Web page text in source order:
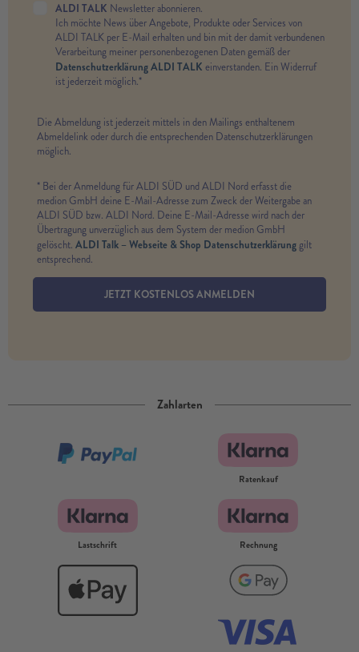
ALDI TALK Newsletter abonnieren.
Ich möchte News über Angebote, Produkte oder Services von
ALDI TALK per E-Mail erhalten und bin mit der damit verbundenen
Verarbeitung meiner personenbezogenen Daten gemäß der
Datenschutzerklärung ALDI TALK einverstanden. Ein Widerruf
ist jederzeit möglich.*
Die Abmeldung ist jederzeit mittels in den Mailings enthaltenem
Abmeldelink oder durch die entsprechenden Datenschutzerklärungen
möglich.
* Bei der Anmeldung für ALDI SÜD und ALDI Nord erfasst die
medion GmbH deine E-Mail-Adresse zum Zweck der Weitergabe an
ALDI SÜD bzw. ALDI Nord. Deine E-Mail-Adresse wird nach der
Übertragung unverzüglich aus dem System der medion GmbH
gelöscht. ALDI Talk – Webseite & Shop Datenschutzerklärunggilt
entsprechend.
JETZT KOSTENLOS ANMELDEN
Zahlarten
Ratenkauf
Lastschrift Rechnung